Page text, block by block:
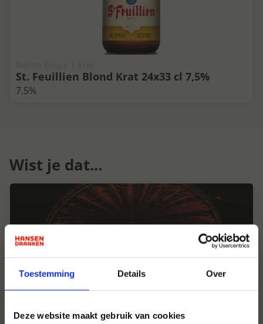
Toestemming Details Over
Deze website maakt gebruik van cookies
St. Feuillien Blond Krat 24x33 cl 7,5%
7.5%
Wist je dat...